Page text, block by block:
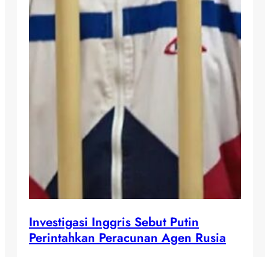
Investigasi Inggris Sebut Putin
Perintahkan Peracunan Agen Rusia